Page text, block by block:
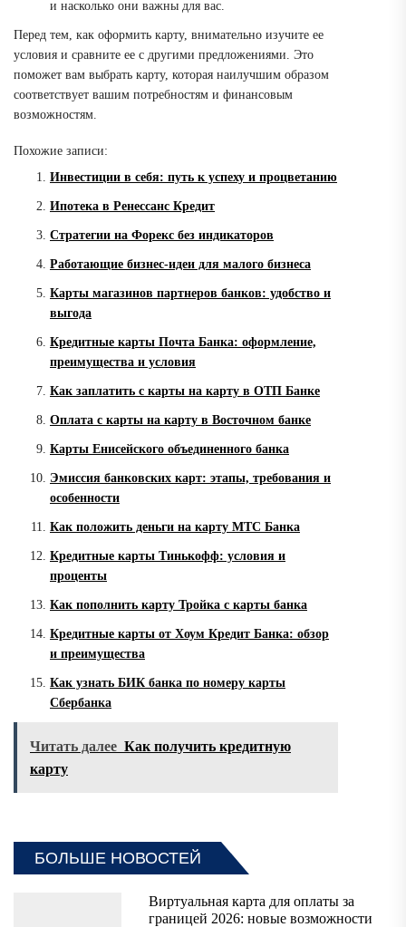
и насколько они важны для вас.
Перед тем, как оформить карту, внимательно изучите ее
условия и сравните ее с другими предложениями. Это
поможет вам выбрать карту, которая наилучшим образом
соответствует вашим потребностям и финансовым
возможностям.
Похожие записи:
Инвестиции в себя: путь к успеху и процветанию
Ипотека в Ренессанс Кредит
Стратегии на Форекс без индикаторов
Работающие бизнес-идеи для малого бизнеса
Карты магазинов партнеров банков: удобство и
выгода
Кредитные карты Почта Банка: оформление,
преимущества и условия
Как заплатить с карты на карту в ОТП Банке
Оплата с карты на карту в Восточном банке
Карты Енисейского объединенного банка
Эмиссия банковских карт: этапы, требования и
особенности
Как положить деньги на карту МТС Банка
Кредитные карты Тинькофф: условия и
проценты
Как пополнить карту Тройка с карты банка
Кредитные карты от Хоум Кредит Банка: обзор
и преимущества
Как узнать БИК банка по номеру карты
Сбербанка
Читать далее Как получить кредитную
карту
БОЛЬШЕ НОВОСТЕЙ
Виртуальная карта для оплаты за
границей 2026: новые возможности